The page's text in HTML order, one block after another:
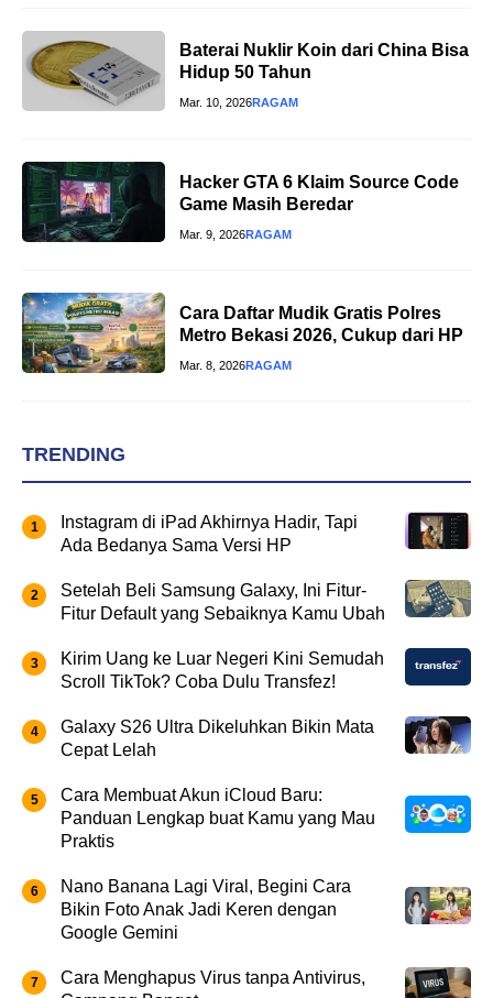
Baterai Nuklir Koin dari China Bisa
Hidup 50 Tahun
Mar. 10, 2026RAGAM
Hacker GTA 6 Klaim Source Code
Game Masih Beredar
Mar. 9, 2026RAGAM
Cara Daftar Mudik Gratis Polres
Metro Bekasi 2026, Cukup dari HP
Mar. 8, 2026RAGAM
TRENDING
Instagram di iPad Akhirnya Hadir, Tapi
Ada Bedanya Sama Versi HP
Setelah Beli Samsung Galaxy, Ini Fitur-
Fitur Default yang Sebaiknya Kamu Ubah
Kirim Uang ke Luar Negeri Kini Semudah
Scroll TikTok? Coba Dulu Transfez!
Galaxy S26 Ultra Dikeluhkan Bikin Mata
Cepat Lelah
Cara Membuat Akun iCloud Baru:
Panduan Lengkap buat Kamu yang Mau
Praktis
Nano Banana Lagi Viral, Begini Cara
Bikin Foto Anak Jadi Keren dengan
Google Gemini
Cara Menghapus Virus tanpa Antivirus,